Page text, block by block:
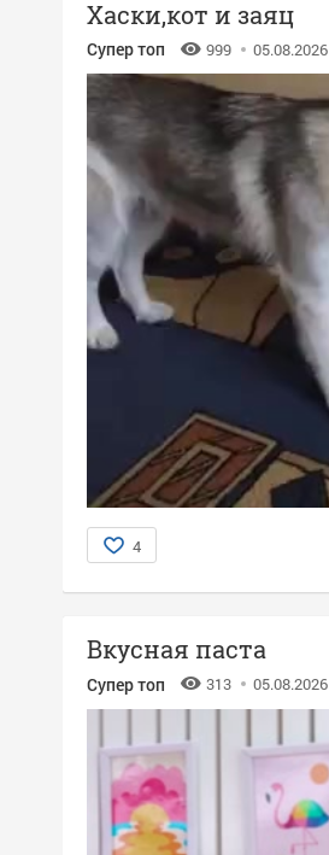
Хаски,кот и заяц
Супер топ 999 05.08.2026
4
Вкусная паста
Супер топ 313 05.08.2026